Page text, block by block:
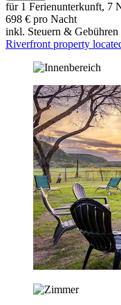
für 1 Ferienunterkunft, 7
698 € pro Nacht
inkl. Steuern & Gebühren
Riverfront property